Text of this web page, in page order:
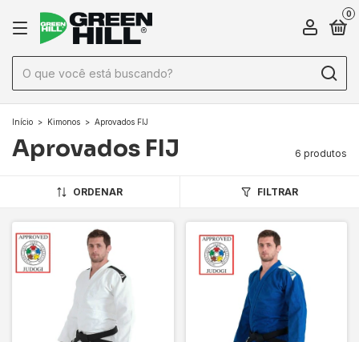
0
Início > Kimonos > Aprovados FIJ
Aprovados FIJ 6 produtos
ORDENAR FILTRAR